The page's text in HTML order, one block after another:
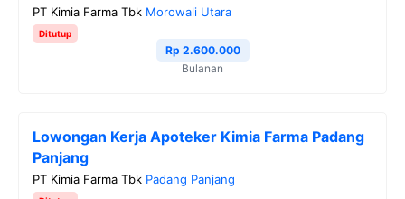
PT Kimia Farma Tbk Morowali Utara
Ditutup
Rp 2.600.000
Bulanan
Lowongan Kerja Apoteker Kimia Farma Padang
Panjang
PT Kimia Farma Tbk Padang Panjang